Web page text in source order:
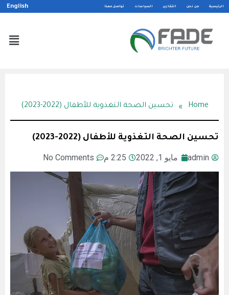
الرئيسية من نحن التقارير السياسات تواصل معنا English
Home
» تحسين الصحة التغذوية للأطفال (2022-2023)
تحسين الصحة التغذوية للأطفال (2022-2023)
admin مايو 1, 2022 2:25 م No Comments